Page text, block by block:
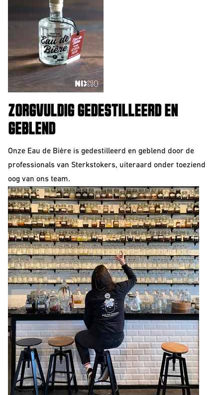
ZORGVULDIG GEDESTILLEERD EN
GEBLEND
Onze Eau de Bière is gedestilleerd en geblend door de
professionals van Sterkstokers, uiteraard onder toeziend
oog van ons team.